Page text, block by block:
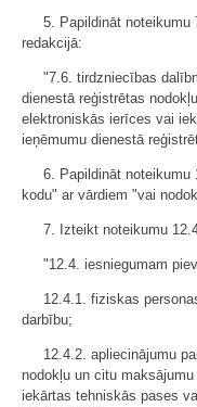
5. Papildināt noteikumu
redakcijā:
"7.6. tirdzniecības
dienestā reģistrētas
elektroniskās ierīces vai
ieņēmumu dienestā
6. Papildināt noteikumu
kodu" ar vārdiem "vai
7. Izteikt noteikumu
"12.4. iesniegumam
12.4.1. fiziskas
darbību;
12.4.2. apliecinājumu
nodokļu un citu
iekārtas tehniskās pases